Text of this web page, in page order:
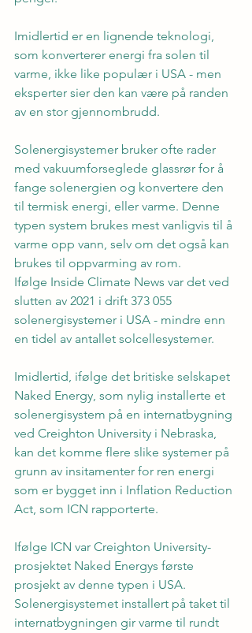
Imidlertid er en lignende teknologi,
som konverterer energi fra solen til
varme, ikke like populær i USA - men
eksperter sier den kan være på randen
av en stor gjennombrudd.
Solenergisystemer bruker ofte rader
med vakuumforseglede glassrør for å
fange solenergien og konvertere den
til termisk energi, eller varme. Denne
typen system brukes mest vanligvis til å
varme opp vann, selv om det også kan
brukes til oppvarming av rom.
Ifølge Inside Climate News var det ved
slutten av 2021 i drift 373 055
solenergisystemer i USA - mindre enn
en tidel av antallet solcellesystemer.
Imidlertid, ifølge det britiske selskapet
Naked Energy, som nylig installerte et
solenergisystem på en internatbygning
ved Creighton University i Nebraska,
kan det komme flere slike systemer på
grunn av insitamenter for ren energi
som er bygget inn i Inflation Reduction
Act, som ICN rapporterte.
Ifølge ICN var Creighton University-
prosjektet Naked Energys første
prosjekt av denne typen i USA.
Solenergisystemet installert på taket til
internatbygningen gir varme til rundt